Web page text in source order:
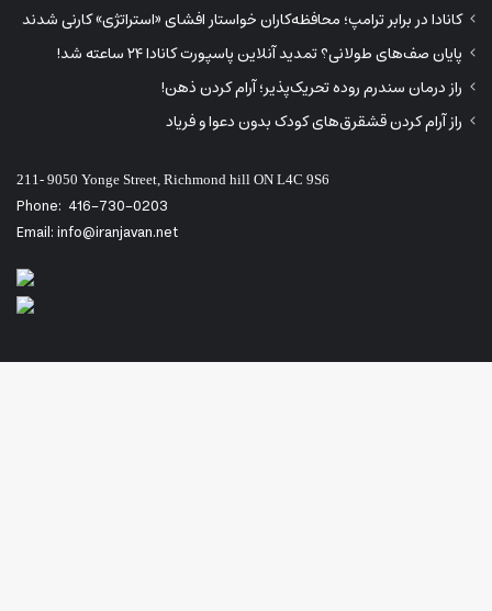
کانادا در برابر ترامپ؛ محافظه‌کاران خواستار افشای «استراتژی» کارنی شدند
پایان صف‌های طولانی؟ تمدید آنلاین پاسپورت کانادا ۲۴ ساعته شد!
راز درمان سندرم روده تحریک‌پذیر؛ آرام کردن ذهن!
راز آرام کردن قشقرق‌های کودک بدون دعوا و فریاد
211- 9050 Yonge Street, Richmond hill ON L4C 9S6
Phone: 416-730-0203
Email: info@iranjavan.net